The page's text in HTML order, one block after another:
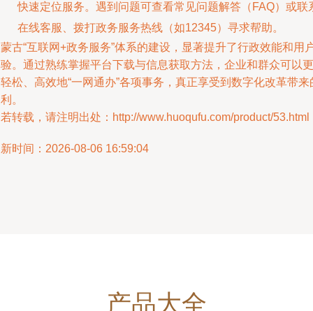
快速定位服务。遇到问题可查看常见问题解答（FAQ）或联
在线客服、拨打政务服务热线（如12345）寻求帮助。
古“互联网+政务服务”体系的建设，显著提升了行政效能和用
。通过熟练掌握平台下载与信息获取方法，企业和群众可以更
松、高效地“一网通办”各项事务，真正享受到数字化改革带来
。
转载，请注明出处：http://www.huoqufu.com/product/53.html
时间：2026-08-06 16:59:04
产品大全